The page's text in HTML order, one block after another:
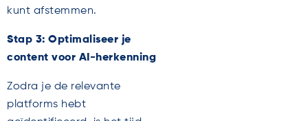
kunt afstemmen.
Stap 3: Optimaliseer je
content voor AI-herkenning
Zodra je de relevante
platforms hebt